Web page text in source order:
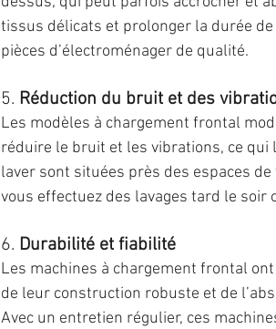
tissus délicats et prolonger la durée
pièces d’électroménager de qualité.
5. Réduction du bruit et des
Les modèles à chargement frontal
réduire le bruit et les vibrations, ce qui
laver sont situées près des espaces
vous effectuez des lavages tard le soir
6. Durabilité et fiabilité
Les machines à chargement frontal
de leur construction robuste et de
Avec un entretien régulier, ces